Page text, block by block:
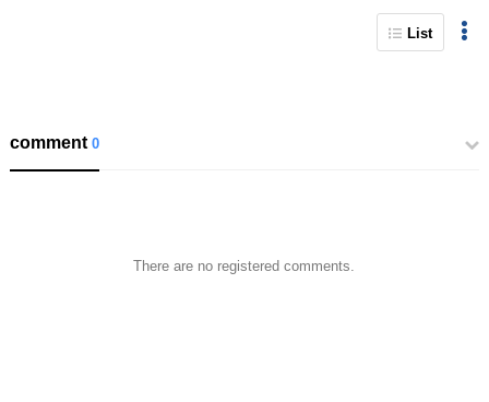
List
comment0
There are no registered comments.